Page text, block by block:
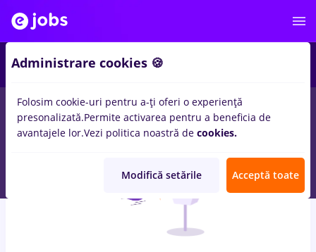
locuri de muncagodaddy
Administrare cookies 🍪
Folosim cookie-uri pentru a-ți oferi o experiență
presonalizată.Permite activarea pentru a beneficia de
avantajele lor.Vezi politica noastră de cookies.
Modifică setările Acceptă toate